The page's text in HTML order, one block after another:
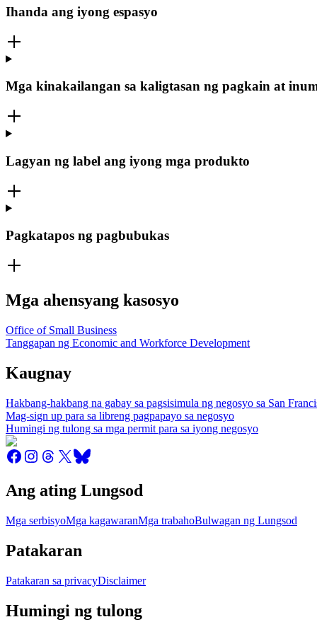
Ihanda ang iyong espasyo
Mga kinakailangan sa kaligtasan ng pagkain at
Lagyan ng label ang iyong mga produkto
Pagkatapos ng pagbubukas
Mga ahensyang kasosyo
Office of Small Business
Tanggapan ng Economic and Workforce Development
Kaugnay
Hakbang-hakbang na gabay sa pagsisimula ng negosyo sa San
Mag-sign up para sa libreng pagpapayo sa negosyo
Humingi ng tulong sa mga permit para sa iyong negosyo
Ang ating Lungsod
Mga serbisyoMga kagawaranMga trabahoBulwagan ng Lungsod
Patakaran
Patakaran sa privacyDisclaimer
Humingi ng tulong